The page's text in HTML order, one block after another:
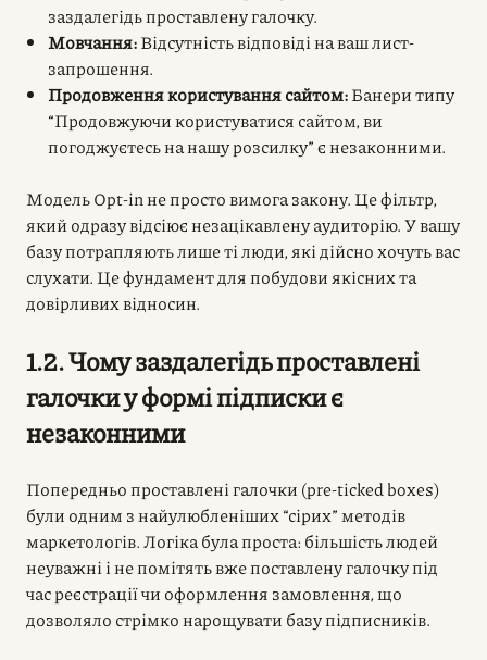
заздалегідь проставлену галочку.
Мовчання:Відсутність відповіді на ваш лист-
запрошення.
Продовження користування сайтом:Банери типу
“Продовжуючи користуватися сайтом, ви
погоджуєтесь на нашу розсилку” є незаконними.
Модель Opt-in не просто вимога закону. Це фільтр,
який одразу відсіює незацікавлену аудиторію. У вашу
базу потрапляють лише ті люди, які дійсно хочуть вас
слухати. Це фундамент для побудови якісних та
довірливих відносин.
1.2. Чому заздалегідь проставлені
галочки у формі підписки є
незаконними
Попередньо проставлені галочки (pre-ticked boxes)
були одним з найулюбленіших “сірих” методів
маркетологів. Логіка була проста: більшість людей
неуважні і не помітять вже поставлену галочку під
час реєстрації чи оформлення замовлення, що
дозволяло стрімко нарощувати базу підписників.